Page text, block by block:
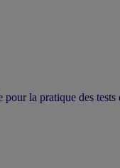
la pratique des